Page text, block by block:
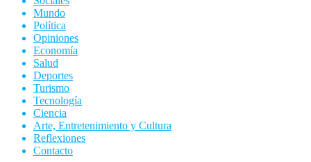
Mundo
Política
Opiniones
Economía
Salud
Deportes
Turismo
Tecnología
Ciencia
Arte, Entretenimiento y Cultura
Reflexiones
Contacto